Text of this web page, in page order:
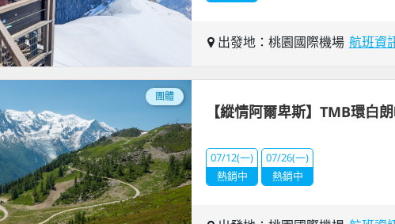
出發地：桃園國際機場 航班資
團體
【縱情阿爾卑斯】TMB環白
07/12(一)
熱銷中
07/26(一)
熱銷中